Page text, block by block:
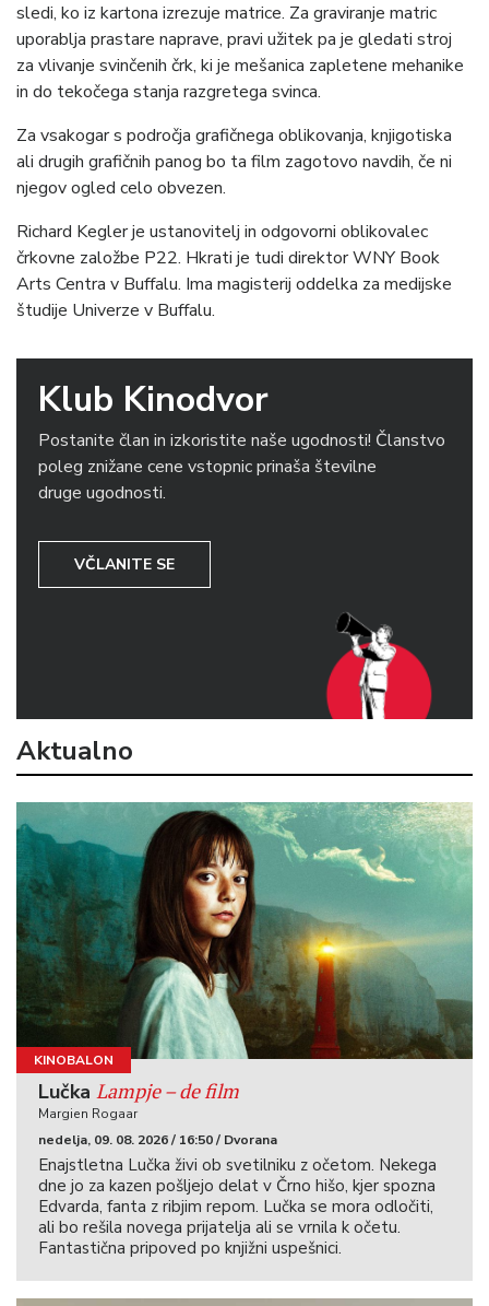
sledi, ko iz kartona izrezuje matrice. Za graviranje matric
uporablja prastare naprave, pravi užitek pa je gledati stroj
za vlivanje svinčenih črk, ki je mešanica zapletene mehanike
in do tekočega stanja razgretega svinca.
Za vsakogar s področja grafičnega oblikovanja, knjigotiska
ali drugih grafičnih panog bo ta film zagotovo navdih, če ni
njegov ogled celo obvezen.
Richard Kegler je ustanovitelj in odgovorni oblikovalec
črkovne založbe P22. Hkrati je tudi direktor WNY Book
Arts Centra v Buffalu. Ima magisterij oddelka za medijske
študije Univerze v Buffalu.
Klub Kinodvor
Postanite član in izkoristite naše ugodnosti! Članstvo
poleg znižane cene vstopnic prinaša številne
druge ugodnosti.
VČLANITE SE
Aktualno
KINOBALON
Lučka Lampje – de film
Margien Rogaar
nedelja, 09. 08. 2026 / 16:50 / Dvorana
Enajstletna Lučka živi ob svetilniku z očetom. Nekega
dne jo za kazen pošljejo delat v Črno hišo, kjer spozna
Edvarda, fanta z ribjim repom. Lučka se mora odločiti,
ali bo rešila novega prijatelja ali se vrnila k očetu.
Fantastična pripoved po knjižni uspešnici.